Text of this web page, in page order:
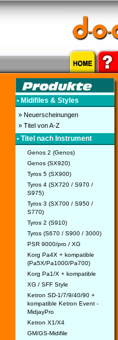
• Midifiles & Styles
» Neuerscheinungen
» Titel von A-Z
• Titel nach Instrument
Genos 2 (Genos)
Genos (SX920)
Tyros 5 (SX900)
Tyros 4 (SX720 / S970 /
S975)
Tyros 3 (SX700 / S950 /
S770)
Tyros 2 (S910)
Tyros (S670 / S900 / 3000)
PSR 9000/pro / XG
Korg Pa4X + kompatible
(Pa5X/Pa1000/Pa700)
Korg Pa1/X + kompatible
XG / SFF Style
Ketron SD-1/7/9/40/90 +
kompatible Ketron Event -
MidjayPro
Ketron X1/X4
GM/GS-Midifile